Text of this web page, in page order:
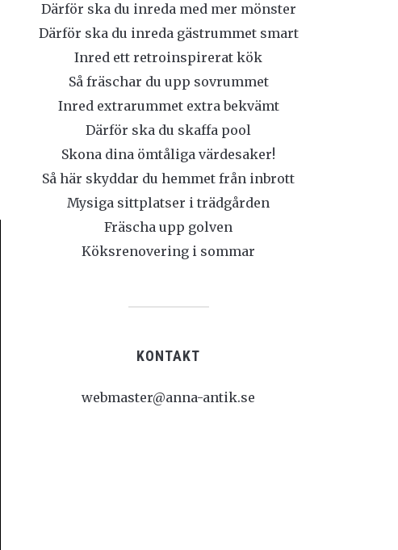
Därför ska du inreda med mer mönster
Därför ska du inreda gästrummet smart
Inred ett retroinspirerat kök
Så fräschar du upp sovrummet
Inred extrarummet extra bekvämt
Därför ska du skaffa pool
Skona dina ömtåliga värdesaker!
Så här skyddar du hemmet från inbrott
Mysiga sittplatser i trädgården
Fräscha upp golven
Köksrenovering i sommar
KONTAKT
webmaster@anna-antik.se